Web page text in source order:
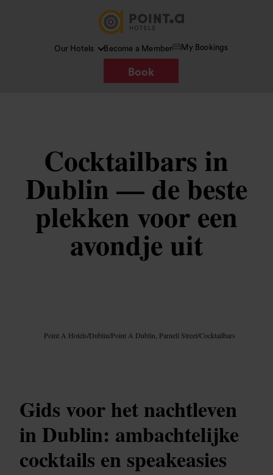
Our Hotels Become a Member My Bookings
Book
Cocktailbars in
Dublin — de beste
plekken voor een
avondje uit
Point A Hotels/Dublin/Point A Dublin, Parnell Street/Cocktailbars
Gids voor het nachtleven
in Dublin: ambachtelijke
cocktails en speakeasies